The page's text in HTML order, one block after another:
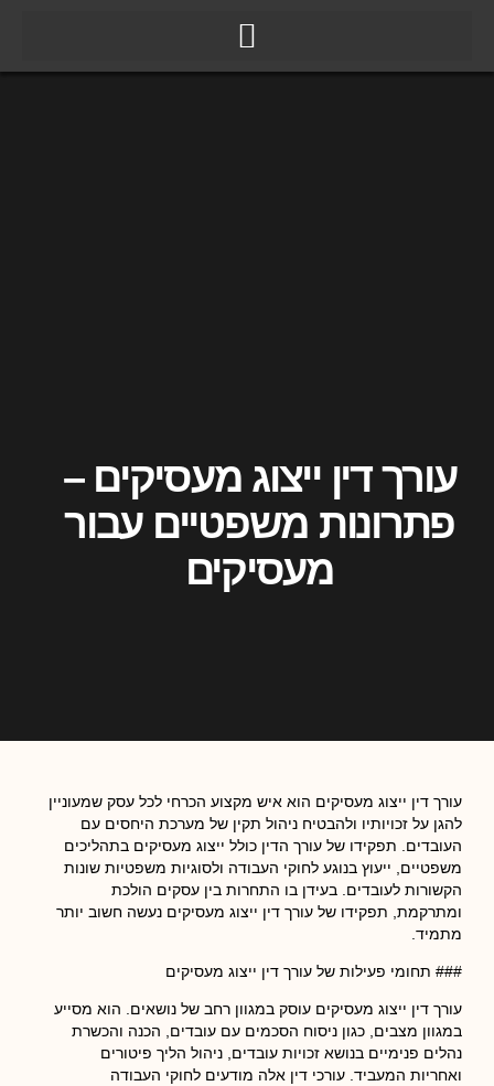
עורך דין ייצוג מעסיקים –
פתרונות משפטיים עבור
מעסיקים
עורך דין ייצוג מעסיקים הוא איש מקצוע הכרחי לכל עסק שמעוניין
להגן על זכויותיו ולהבטיח ניהול תקין של מערכת היחסים עם
העובדים. תפקידו של עורך הדין כולל ייצוג מעסיקים בתהליכים
משפטיים, ייעוץ בנוגע לחוקי העבודה ולסוגיות משפטיות שונות
הקשורות לעובדים. בעידן בו התחרות בין עסקים הולכת
ומתרקמת, תפקידו של עורך דין ייצוג מעסיקים נעשה חשוב יותר
מתמיד.
### תחומי פעילות של עורך דין ייצוג מעסיקים
עורך דין ייצוג מעסיקים עוסק במגוון רחב של נושאים. הוא מסייע
במגוון מצבים, כגון ניסוח הסכמים עם עובדים, הכנה והכשרת
נהלים פנימיים בנושא זכויות עובדים, ניהול הליך פיטורים
ואחריות המעביד. עורכי דין אלה מודעים לחוקי העבודה